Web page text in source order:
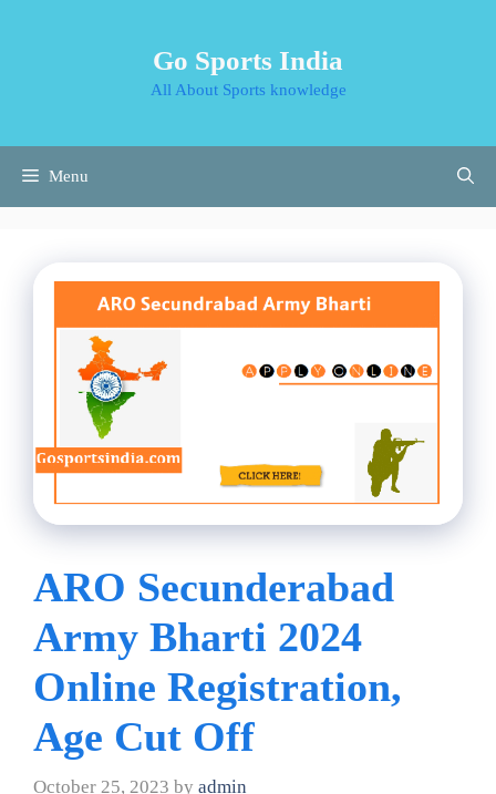
Go Sports India
All About Sports knowledge
Menu
ARO Secunderabad
Army Bharti 2024
Online Registration,
Age Cut Off
October 25, 2023 by admin